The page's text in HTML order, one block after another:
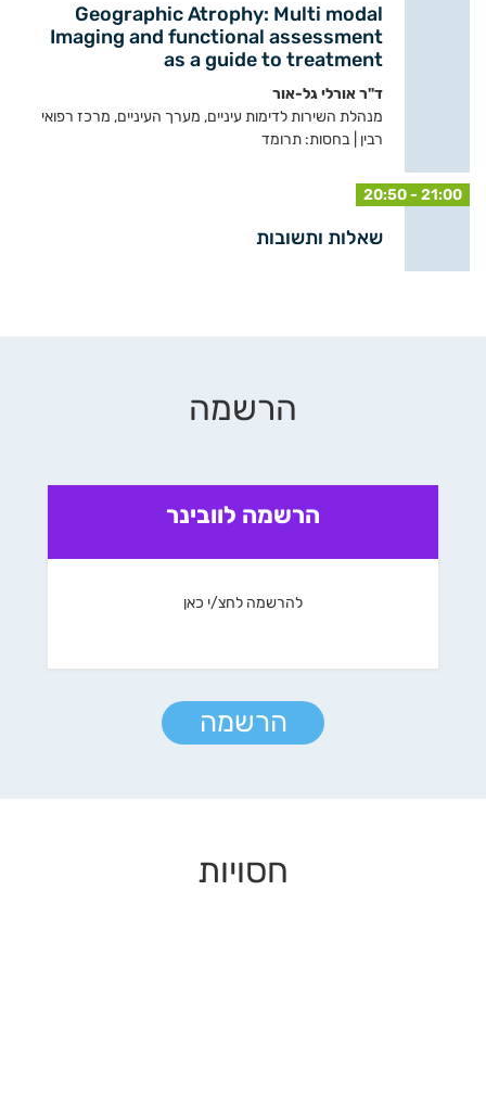
Geographic Atrophy: Multi modal
Imaging and functional assessment
as a guide to treatment
ד"ר אורלי גל-אור
מנהלת השירות לדימות עיניים, מערך העיניים, מרכז רפואי
רבין | בחסות: תרומד
20:50 - 21:00
שאלות ותשובות
הרשמה
הרשמה לוובינר
להרשמה לחצ/י כאן
הרשמה
חסויות